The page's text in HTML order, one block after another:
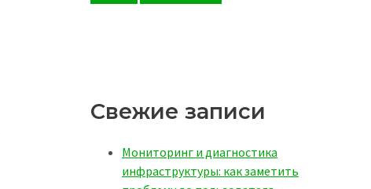
Свежие записи
Мониторинг и диагностика
инфраструктуры: как заметить